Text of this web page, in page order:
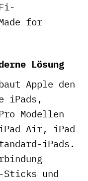
for
Lösung
Apple den
iPads,
Modellen
Air, iPad
iPads.
und